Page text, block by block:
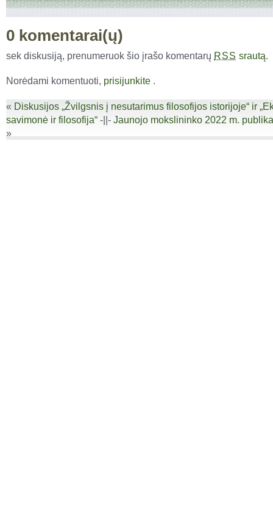
0 komentarai(ų)
sek diskusiją, prenumeruok šio įrašo komentarų RSS srautą.
Norėdami komentuoti, prisijunkite .
« Diskusijos „Žvilgsnis į nesutarimus filosofijos istorijoje“ ir
savimonė ir filosofija“ -||- Jaunojo mokslininko 2022 m.
»